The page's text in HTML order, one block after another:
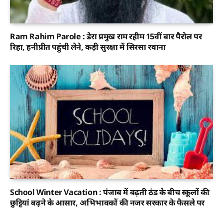
Ram Rahim Parole : डेरा प्रमुख राम रहीम 15वीं बार पैरोल पर
रिहा, हनीप्रीत पहुंची लेने, कड़ी सुरक्षा में सिरसा रवाना
School Winter Vacation : पंजाब में बढ़ती ठंड के बीच स्कूलों की
छुट्टियां बढ़ने के आसार, अभिभावकों की नजर सरकार के फैसले पर